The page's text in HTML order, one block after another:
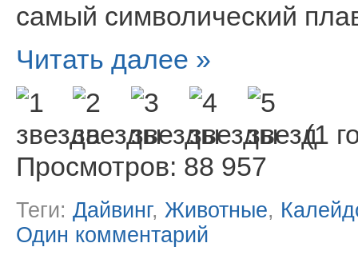
самый символический
Читать далее »
(1
Просмотров: 88 957
Теги: Дайвинг, Животные,
Один комментарий